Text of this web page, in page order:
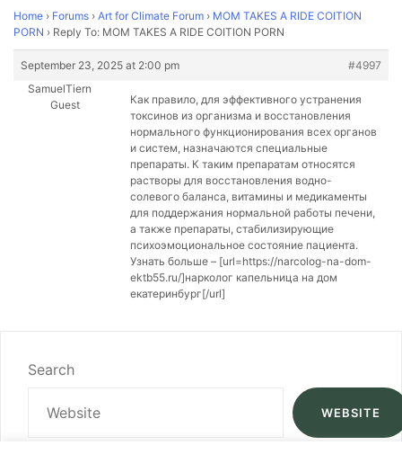
Home › Forums › Art for Climate Forum › MOM TAKES A RIDE COITION
PORN › Reply To: MOM TAKES A RIDE COITION PORN
September 23, 2025 at 2:00 pm
#4997
SamuelTiern
Guest
Как правило, для эффективного устранения
токсинов из организма и восстановления
нормального функционирования всех органов
и систем, назначаются специальные
препараты. К таким препаратам относятся
растворы для восстановления водно-
солевого баланса, витамины и медикаменты
для поддержания нормальной работы печени,
а также препараты, стабилизирующие
психоэмоциональное состояние пациента.
Узнать больше – [url=https://narcolog-na-dom-
ektb55.ru/]нарколог капельница на дом
екатеринбург[/url]
Search
WEBSITE